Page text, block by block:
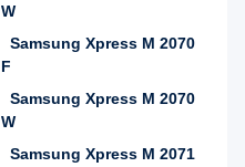
W
Samsung Xpress M 2070
F
Samsung Xpress M 2070
W
Samsung Xpress M 2071